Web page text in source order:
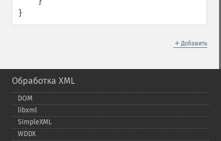
}
＋ Добавить
Обработка XML
DOM
libxml
SimpleXML
WDDX